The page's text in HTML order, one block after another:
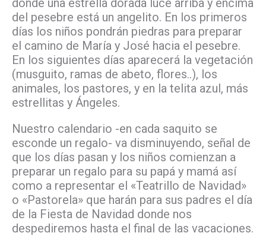
donde una estrella dorada luce arriba y encima
del pesebre está un angelito. En los primeros
días los niños pondrán piedras para preparar
el camino de María y José hacia el pesebre.
En los siguientes días aparecerá la vegetación
(musguito, ramas de abeto, flores..), los
animales, los pastores, y en la telita azul, más
estrellitas y Ángeles.
Nuestro calendario -en cada saquito se
esconde un regalo- va disminuyendo, señal de
que los días pasan y los niños comienzan a
preparar un regalo para su papá y mamá así
como a representar el «Teatrillo de Navidad»
o «Pastorela» que harán para sus padres el día
de la Fiesta de Navidad donde nos
despediremos hasta el final de las vacaciones.